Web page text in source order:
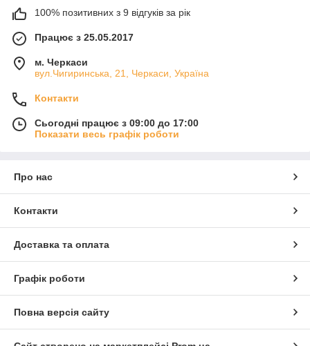
100% позитивних з 9 відгуків за рік
Працює з 25.05.2017
м. Черкаси
вул.Чигиринська, 21, Черкаси, Україна
Контакти
Сьогодні працює з 09:00 до 17:00
Показати весь графік роботи
Про нас
Контакти
Доставка та оплата
Графік роботи
Повна версія сайту